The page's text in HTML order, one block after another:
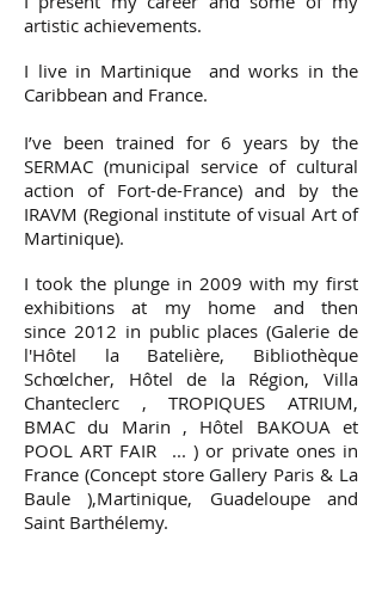
artistic achievements.
I live in Martinique and works in the
Caribbean and France.
I’ve been trained for 6 years by the
SERMAC (municipal service of cultural
action of Fort-de-France) and by the
IRAVM (Regional institute of visual Art of
Martinique).
I took the plunge in 2009 with my first
exhibitions at my home and then
since 2012 in public places (Galerie de
l'Hôtel la Batelière, Bibliothèque
Schœlcher, Hôtel de la Région, Villa
Chanteclerc , TROPIQUES ATRIUM,
BMAC du Marin , Hôtel BAKOUA et
POOL ART FAIR ... ) or private ones in
France (Concept store Gallery Paris & La
Baule ),Martinique, Guadeloupe and
Saint Barthélemy.